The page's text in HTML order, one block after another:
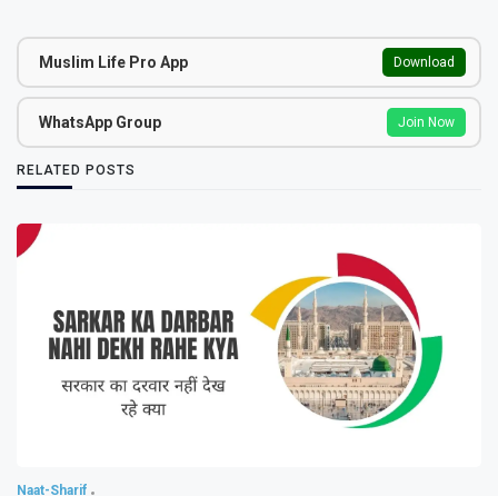
Muslim Life Pro App Download
WhatsApp Group Join Now
RELATED POSTS
Naat-Sharif